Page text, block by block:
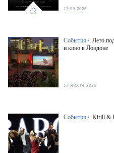
17.09.2026
События / Лето
и кино в Лондоне
17 ИЮЛЯ 2026
События / Kirill &